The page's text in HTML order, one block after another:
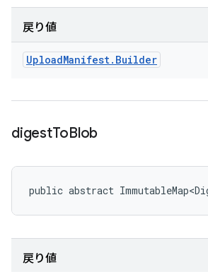
戻り値
UploadManifest. Builder
digestToBlob
public abstract
戻り値